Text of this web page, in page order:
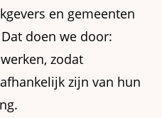
en gemeenten
doen we door:
zodat
zijn van hun